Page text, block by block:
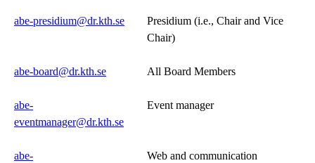
abe-presidium@dr.kth.se
Presidium (i.e., Chair and Vice
Chair)
abe-board@dr.kth.se All Board Members
abe-
eventmanager@dr.kth.se
Event manager
abe-
Web and communication